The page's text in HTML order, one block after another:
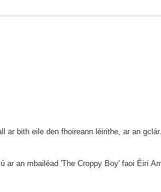
ar bith eile den fhoireann léirithe, ar an gclár.
ar an mbailéad 'The Croppy Boy' faoi Éirí